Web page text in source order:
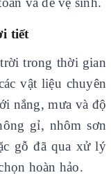
tiết
trong thời gian
vật liệu chuyên
nắng, mưa và độ
gỉ, nhôm sơn
gỗ đã qua xử lý
hoàn hảo.